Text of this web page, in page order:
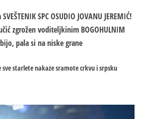
SVEŠTENIK SPC OSUDIO JOVANU JEREMIĆ!
zgrožen voditeljkinim BOGOHULNIM
pala si na niske grane
sve starlete nakaze sramote crkvu i srpsku